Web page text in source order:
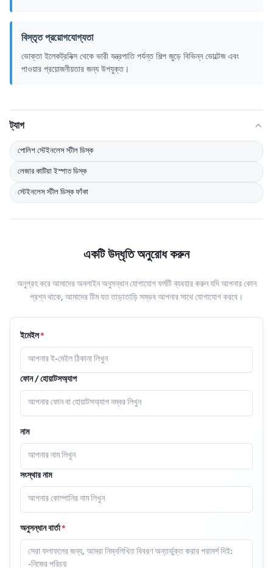
বিস্তৃত প্রয়োগযোগ্যতা
ভোক্তা ইলেকট্রনিক্স থেকে ভারী যন্ত্রপাতি পর্যন্ত শিল্প জুড়ে বিভিন্ন ভোল্টেজ এবং
পাওয়ার প্রয়োজনীয়তার জন্য উপযুক্ত।
ট্যাগ
পোলিশ স্টেইনলেস স্টীল ডিস্ক
লেজার কাটিয়া ইস্পাত ডিস্ক
স্টেইনলেস স্টীল ডিস্ক ফাঁকা
একটি উদ্ধৃতি অনুরোধ করুন
অনুগ্রহ করে আমাদের অনলাইন অনুসন্ধান যোগাযোগ ফর্মটি ব্যবহার করুন যদি আপনার কোন
প্রশ্ন থাকে, আমাদের টিম যত তাড়াতাড়ি সম্ভব আপনার সাথে যোগাযোগ করবে।
ইমেইল*
ফোন / হোয়াটসঅ্যাপ
নাম
সংস্থার নাম
অনুসন্ধান বার্তা*